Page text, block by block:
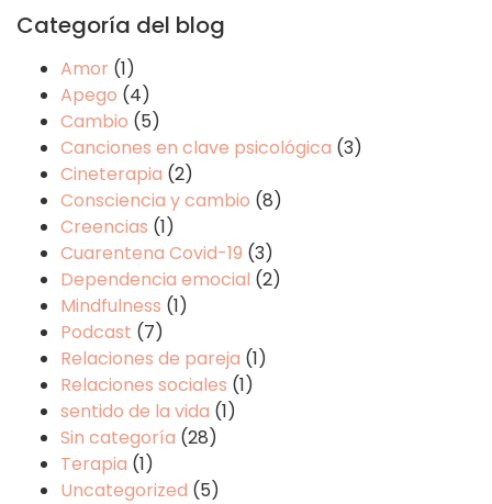
Categoría del blog
Amor (1)
Apego (4)
Cambio (5)
Canciones en clave psicológica (3)
Cineterapia (2)
Consciencia y cambio (8)
Creencias (1)
Cuarentena Covid-19 (3)
Dependencia emocial (2)
Mindfulness (1)
Podcast (7)
Relaciones de pareja (1)
Relaciones sociales (1)
sentido de la vida (1)
Sin categoría (28)
Terapia (1)
Uncategorized (5)